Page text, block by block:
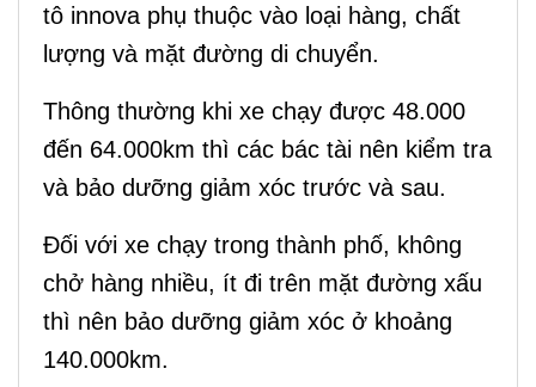
tô innova phụ thuộc vào loại hàng, chất
lượng và mặt đường di chuyển.
Thông thường khi xe chạy được 48.000
đến 64.000km thì các bác tài nên kiểm tra
và bảo dưỡng giảm xóc trước và sau.
Đối với xe chạy trong thành phố, không
chở hàng nhiều, ít đi trên mặt đường xấu
thì nên bảo dưỡng giảm xóc ở khoảng
140.000km.